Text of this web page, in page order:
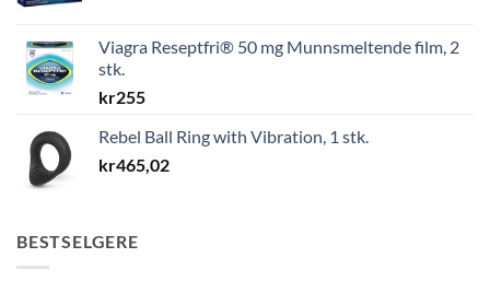
Viagra Reseptfri® 50 mg Munnsmeltende film, 2
stk.
kr255
Rebel Ball Ring with Vibration, 1 stk.
kr465,02
BESTSELGERE